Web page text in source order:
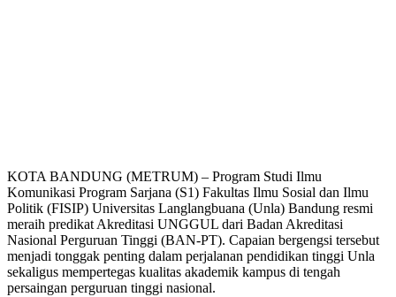
KOTA BANDUNG (METRUM) – Program Studi Ilmu
Komunikasi Program Sarjana (S1) Fakultas Ilmu Sosial dan Ilmu
Politik (FISIP) Universitas Langlangbuana (Unla) Bandung resmi
meraih predikat Akreditasi UNGGUL dari Badan Akreditasi
Nasional Perguruan Tinggi (BAN-PT). Capaian bergengsi tersebut
menjadi tonggak penting dalam perjalanan pendidikan tinggi Unla
sekaligus mempertegas kualitas akademik kampus di tengah
persaingan perguruan tinggi nasional.